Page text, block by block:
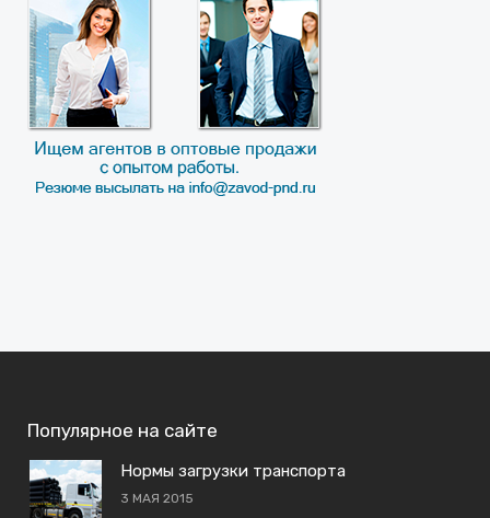
Популярное на сайте
Нормы загрузки транспорта
3 МАЯ 2015